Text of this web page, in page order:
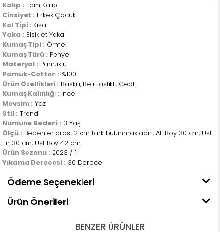
Kalıp : Tam Kalıp
Cinsiyet : Erkek Çocuk
Kol Tipi : Kısa
Yaka : Bisiklet Yaka
Kumaş Tipi : Örme
Kumaş Türü : Penye
Materyal : Pamuklu
Pamuk-Cotton : %100
Ürün Özellikleri : Baskılı, Beli Lastikli, Cepli
Kumaş Kalınlığı : İnce
Mevsim : Yaz
Stil : Trend
Numune Bedeni : 3 Yaş
Ölçü : Bedenler arası 2 cm fark bulunmaktadır., Alt Boy 30 cm, Üst
En 30 cm, Üst Boy 42 cm
Ürün Sezonu : 2023 / 1
Yıkama Derecesi : 30 Derece
Ödeme Seçenekleri
Ürün Önerileri
BENZER ÜRÜNLER